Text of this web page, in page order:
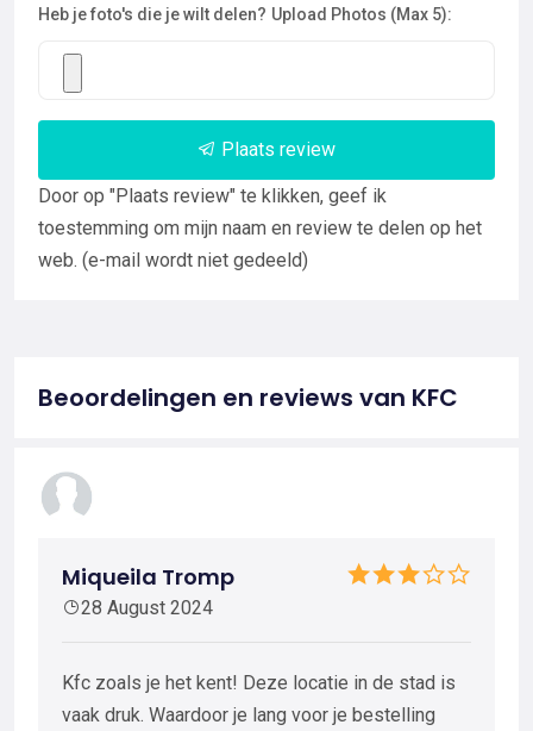
Heb je foto's die je wilt delen? Upload Photos (Max 5):
Plaats review
Door op "Plaats review" te klikken, geef ik
toestemming om mijn naam en review te delen op het
web. (e-mail wordt niet gedeeld)
Beoordelingen en reviews van KFC
Miqueila Tromp
28 August 2024
Kfc zoals je het kent! Deze locatie in de stad is
vaak druk. Waardoor je lang voor je bestelling